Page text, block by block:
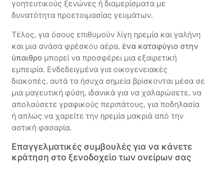
γοητευτικούς ξενώνες ή διαμερίσματα με
δυνατότητα προετοιμασίας γευμάτων.
Τέλος, για όσους επιθυμούν λίγη ηρεμία και γαλήνη
και μια ανάσα φρέσκου αέρα, ένα καταφύγιο στην
ύπαιθρο μπορεί να προσφέρει μια εξαιρετική
εμπειρία. Ενδεδειγμένα για οικογενειακές
διακοπές, αυτά τα ήσυχα σημεία βρίσκονται μέσα σε
μια μαγευτική φύση, ιδανικά για να χαλαρώσετε, να
απολαύσετε γραφικούς περιπάτους, για ποδηλασία
ή απλώς να χαρείτε την ηρεμία μακριά από την
αστική φασαρία.
Επαγγελματικές συμβουλές για να κάνετε
κράτηση στο ξενοδοχείο των ονείρων σας